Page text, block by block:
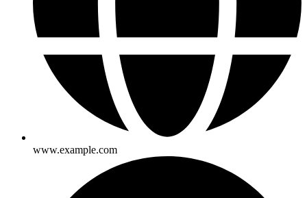
www.example.com